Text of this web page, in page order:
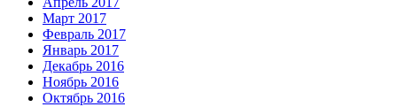
Март 2017
Февраль 2017
Январь 2017
Декабрь 2016
Ноябрь 2016
Октябрь 2016